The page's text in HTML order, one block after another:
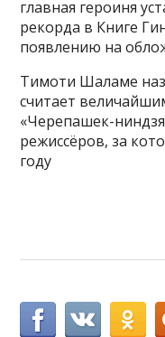
главная героиня
рекорда в Книге
появлению на
Тимоти Шаламе
считает
«Черепашек-
режиссёров, за
году